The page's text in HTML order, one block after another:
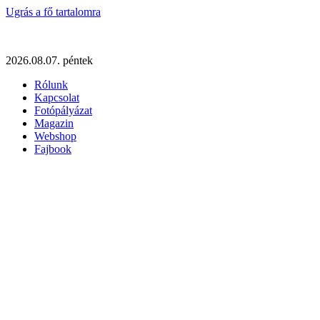
Ugrás a fő tartalomra
2026.08.07. péntek
Rólunk
Kapcsolat
Fotópályázat
Magazin
Webshop
Fajbook